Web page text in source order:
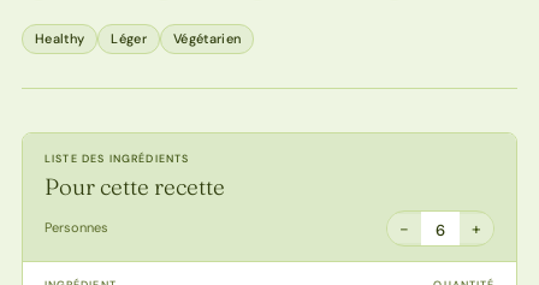
Healthy Léger Végétarien
LISTE DES INGRÉDIENTS
Pour cette recette
Personnes − 6 +